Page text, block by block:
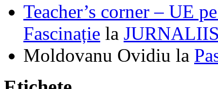
Teacher’s corner – UE
Fascinație la
Moldovanu Ovidiu la